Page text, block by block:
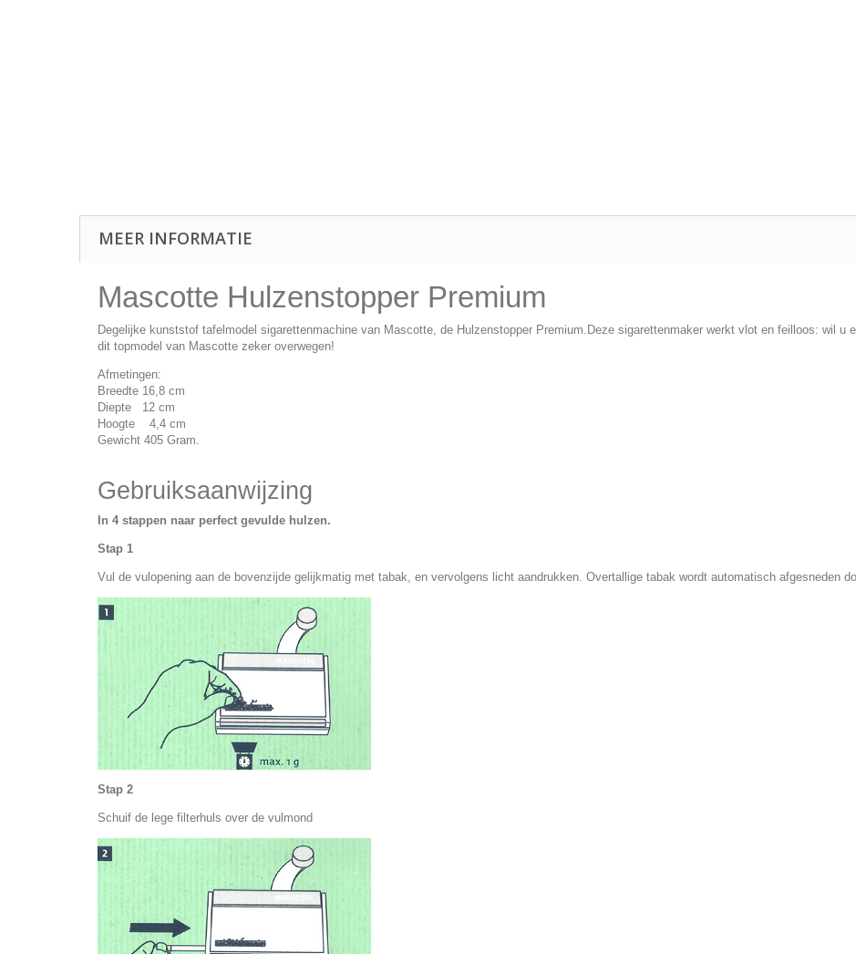
MEER INFORMATIE
Mascotte Hulzenstopper Premium
Degelijke kunststof tafelmodel sigarettenmachine van Mascotte, de Hulzenstopper Premium.Deze sigarettenmaker werkt vlot en feilloos: wil u
dit topmodel van Mascotte zeker overwegen!
Afmetingen:
Breedte 16,8 cm
Diepte 12 cm
Hoogte 4,4 cm
Gewicht 405 Gram.
Gebruiksaanwijzing
In 4 stappen naar perfect gevulde hulzen.
Stap 1
Vul de vulopening aan de bovenzijde gelijkmatig met tabak, en vervolgens licht aandrukken. Overtallige tabak wordt automatisch afgesneden
Stap 2
Schuif de lege filterhuls over de vulmond